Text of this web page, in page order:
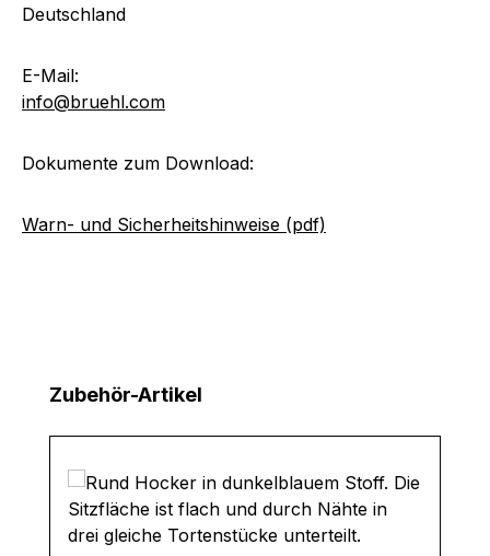
Deutschland
E-Mail:
info@bruehl.com
Dokumente zum Download:
Warn- und Sicherheitshinweise (pdf)
Produktgalerie überspringen
Zubehör-Artikel